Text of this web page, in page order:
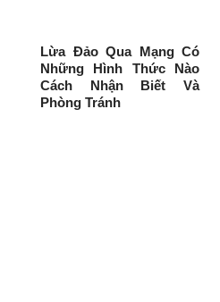
Lừa Đảo Qua Mạng Có
Những Hình Thức Nào
Cách Nhận Biết Và
Phòng Tránh